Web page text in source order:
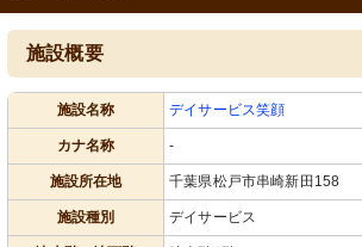
施設概要
施設名称 デイサービス笑顔
カナ名称 -
施設所在地 千葉県松戸市串崎新田158
施設種別 デイサービス